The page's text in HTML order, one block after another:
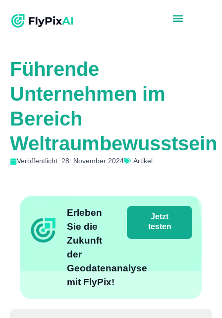
Führende
Unternehmen im
Bereich
Weltraumbewusstsein
Veröffentlicht: 28. November 2024 Artikel
Erleben
Sie die
Zukunft
der
Geodatenanalyse
mit FlyPix!
Jetzt
testen